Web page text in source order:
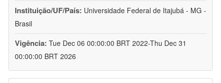
Instituição/UF/País: Universidade Federal de Itajubá - MG -
Brasil
Vigência: Tue Dec 06 00:00:00 BRT 2022-Thu Dec 31
00:00:00 BRT 2026